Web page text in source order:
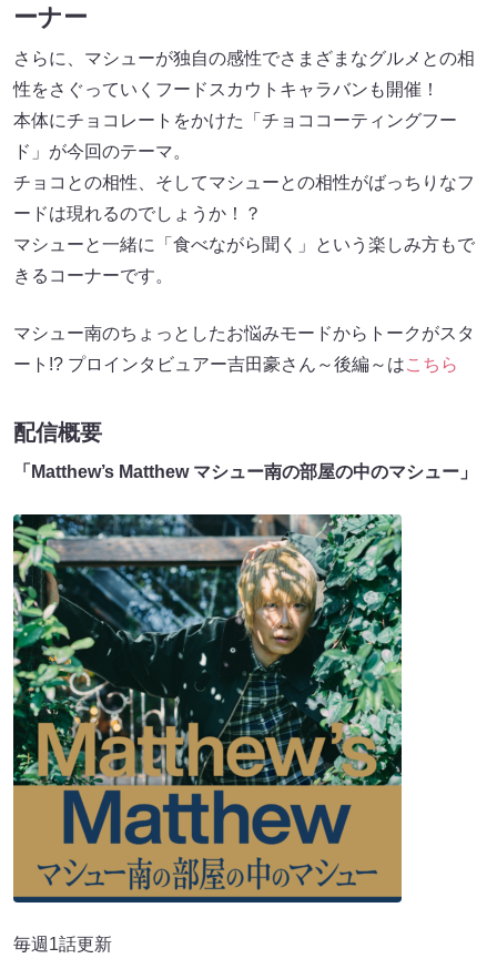
ーナー
さらに、マシューが独自の感性でさまざまなグルメとの相
性をさぐっていくフードスカウトキャラバンも開催！
本体にチョコレートをかけた「チョココーティングフー
ド」が今回のテーマ。
チョコとの相性、そしてマシューとの相性がばっちりなフ
ードは現れるのでしょうか！？
マシューと一緒に「食べながら聞く」という楽しみ方もで
きるコーナーです。
マシュー南のちょっとしたお悩みモードからトークがスタ
ート!? プロインタビュアー吉田豪さん～後編～はこちら
配信概要
「Matthew’s Matthew マシュー南の部屋の中のマシュー」
毎週1話更新